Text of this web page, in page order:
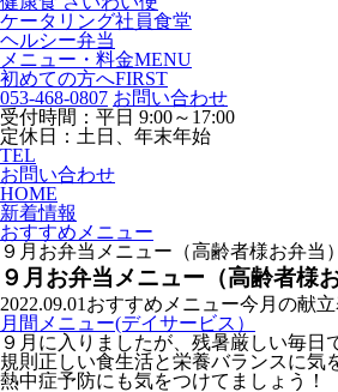
ケータリング社員食堂
ヘルシー弁当
メニュー・料金MENU
初めての方へFIRST
053-468-0807 お問い合わせ
受付時間：平日 9:00～17:00
定休日：土日、年末年始
TEL
お問い合わせ
HOME
新着情報
おすすめメニュー
９月お弁当メニュー（高齢者様お弁当）
９月お弁当メニュー（高齢者様お
2022.09.01 おすすめメニュー今月の献立
月間メニュー(デイサービス）
９月に入りましたが、残暑厳しい毎日
規則正しい食生活と栄養バランスに気
熱中症予防にも気をつけてましょう！